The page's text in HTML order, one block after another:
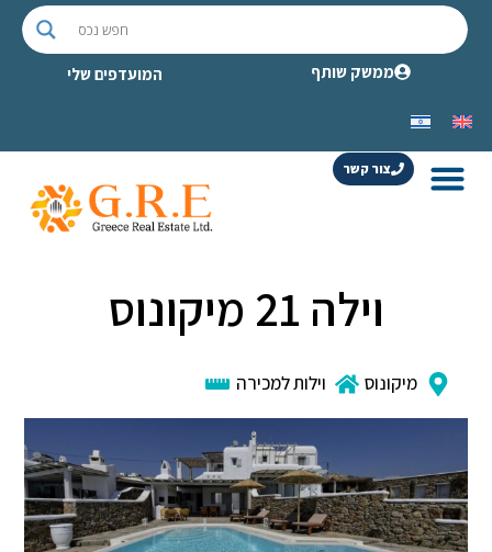
ממשק שותף המועדפים שלי
צור קשר
וילה 21 מיקונוס
מיקונוס וילות למכירה